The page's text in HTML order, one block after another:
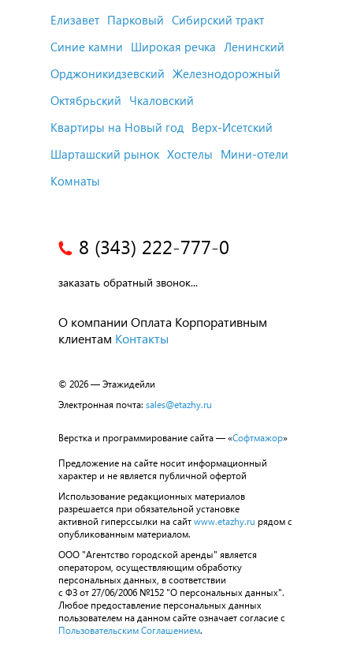
Елизавет Парковый Сибирский тракт
Синие камни Широкая речка Ленинский
Орджоникидзевский Железнодорожный
Октябрьский Чкаловский
Квартиры на Новый год Верх-Исетский
Шарташский рынок Хостелы Мини-отели
Комнаты
8 (343) 222-777-0
заказать обратный звонок...
О компании Оплата Корпоративным
клиентам Контакты
© 2026 — Этажидейли
Электронная почта: sales@etazhy.ru
Верстка и программирование сайта — «Софтмажор»
Предложение на сайте носит информационный
характер и не является публичной офертой
Использование редакционных материалов
разрешается при обязательной установке
активной гиперссылки на сайт www.etazhy.ru рядом с
опубликованным материалом.
ООО "Агентство городской аренды" является
оператором, осуществляющим обработку
персональных данных, в соответствии
с ФЗ от 27/06/2006 №152 "О персональных данных".
Любое предоставление персональных данных
пользователем на данном сайте означает согласие с
Пользовательским Соглашением.